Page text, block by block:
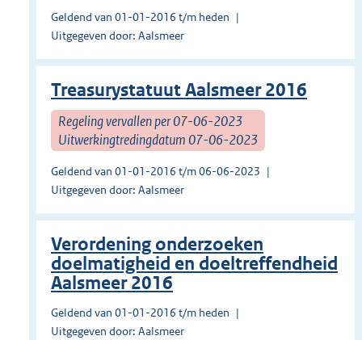
Geldend van 01-01-2016 t/m heden
Uitgegeven door: Aalsmeer
Treasurystatuut Aalsmeer 2016
Regeling vervallen per 07-06-2023
Uitwerkingtredingdatum 07-06-2023
Geldend van 01-01-2016 t/m 06-06-2023
Uitgegeven door: Aalsmeer
Verordening onderzoeken
doelmatigheid en doeltreffendheid
Aalsmeer 2016
Geldend van 01-01-2016 t/m heden
Uitgegeven door: Aalsmeer